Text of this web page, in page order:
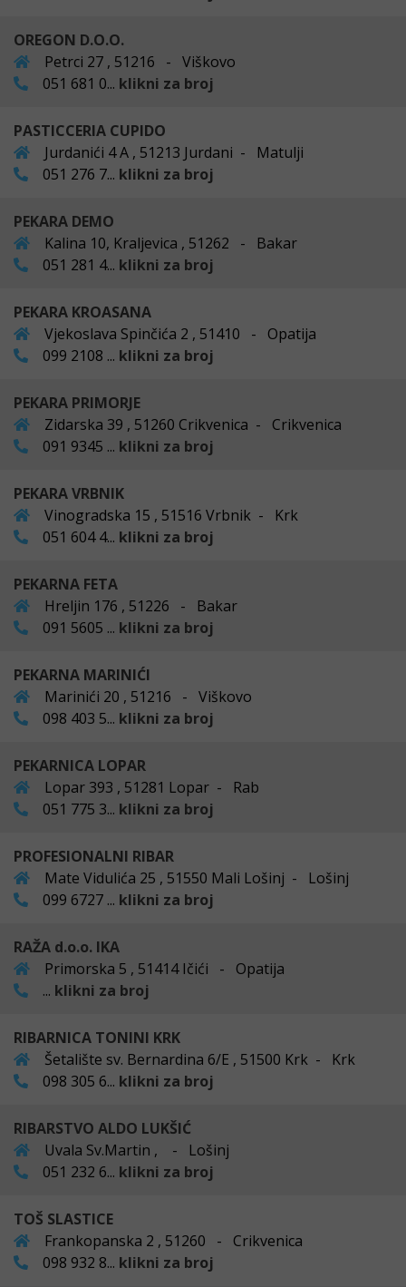
OREGON D.O.O.
Petrci 27 , 51216 - Viškovo
051 681 0... klikni za broj
PASTICCERIA CUPIDO
Jurdanići 4 A , 51213 Jurdani - Matulji
051 276 7... klikni za broj
PEKARA DEMO
Kalina 10, Kraljevica , 51262 - Bakar
051 281 4... klikni za broj
PEKARA KROASANA
Vjekoslava Spinčića 2 , 51410 - Opatija
099 2108 ... klikni za broj
PEKARA PRIMORJE
Zidarska 39 , 51260 Crikvenica - Crikvenica
091 9345 ... klikni za broj
PEKARA VRBNIK
Vinogradska 15 , 51516 Vrbnik - Krk
051 604 4... klikni za broj
PEKARNA FETA
Hreljin 176 , 51226 - Bakar
091 5605 ... klikni za broj
PEKARNA MARINIĆI
Marinići 20 , 51216 - Viškovo
098 403 5... klikni za broj
PEKARNICA LOPAR
Lopar 393 , 51281 Lopar - Rab
051 775 3... klikni za broj
PROFESIONALNI RIBAR
Mate Vidulića 25 , 51550 Mali Lošinj - Lošinj
099 6727 ... klikni za broj
RAŽA d.o.o. IKA
Primorska 5 , 51414 Ičići - Opatija
... klikni za broj
RIBARNICA TONINI KRK
Šetalište sv. Bernardina 6/E , 51500 Krk - Krk
098 305 6... klikni za broj
RIBARSTVO ALDO LUKŠIĆ
Uvala Sv.Martin , - Lošinj
051 232 6... klikni za broj
TOŠ SLASTICE
Frankopanska 2 , 51260 - Crikvenica
098 932 8... klikni za broj